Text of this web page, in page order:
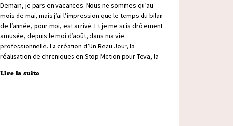
Demain, je pars en vacances. Nous ne sommes qu’au
mois de mai, mais j’ai l’impression que le temps du bilan
de l’année, pour moi, est arrivé. Et je me suis drôlement
amusée, depuis le moi d’août, dans ma vie
professionnelle. La création d’Un Beau Jour, la
réalisation de chroniques en Stop Motion pour Teva, la
Lire la suite